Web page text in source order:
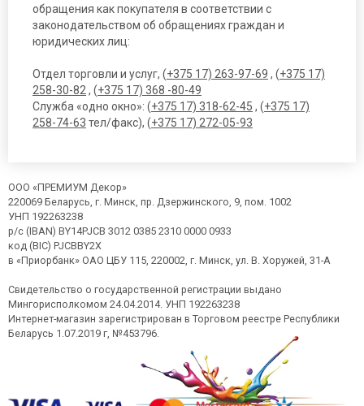
обращения как покупателя в соответствии с
законодательством об обращениях граждан и
юридических лиц:
Отдел торговли и услуг, (+375 17) 263-97-69 , (+375 17)
258-30-82 , (+375 17) 368 -80-49
Служба «одно окно»: (+375 17) 318-62-45 , (+375 17)
258-74-63 тел/факс), (+375 17) 272-05-93
ООО «ПРЕМИУМ Декор»
220069 Беларусь, г. Минск, пр. Дзержинского, 9, пом. 1002
УНП 192263238
р/с (IBAN) BY14PJCB 3012 0385 2310 0000 0933
код (BIC) PJCBBY2X
в «Приорбанк» ОАО ЦБУ 115, 220002, г. Минск, ул. В. Хоружей, 31-А
Свидетельство о государственной регистрации выдано
Мингорисполкомом 24.04.2014. УНП 192263238
Интернет-магазин зарегистрирован в Торговом реестре Республики
Беларусь 1.07.2019 г, №453796.